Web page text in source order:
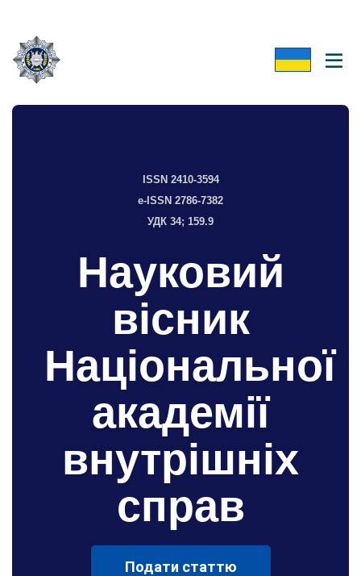
ISSN 2410-3594
e-ISSN 2786-7382
УДК 34; 159.9
Науковий
вісник
Національної
академії
внутрішніх
справ
Подати статтю